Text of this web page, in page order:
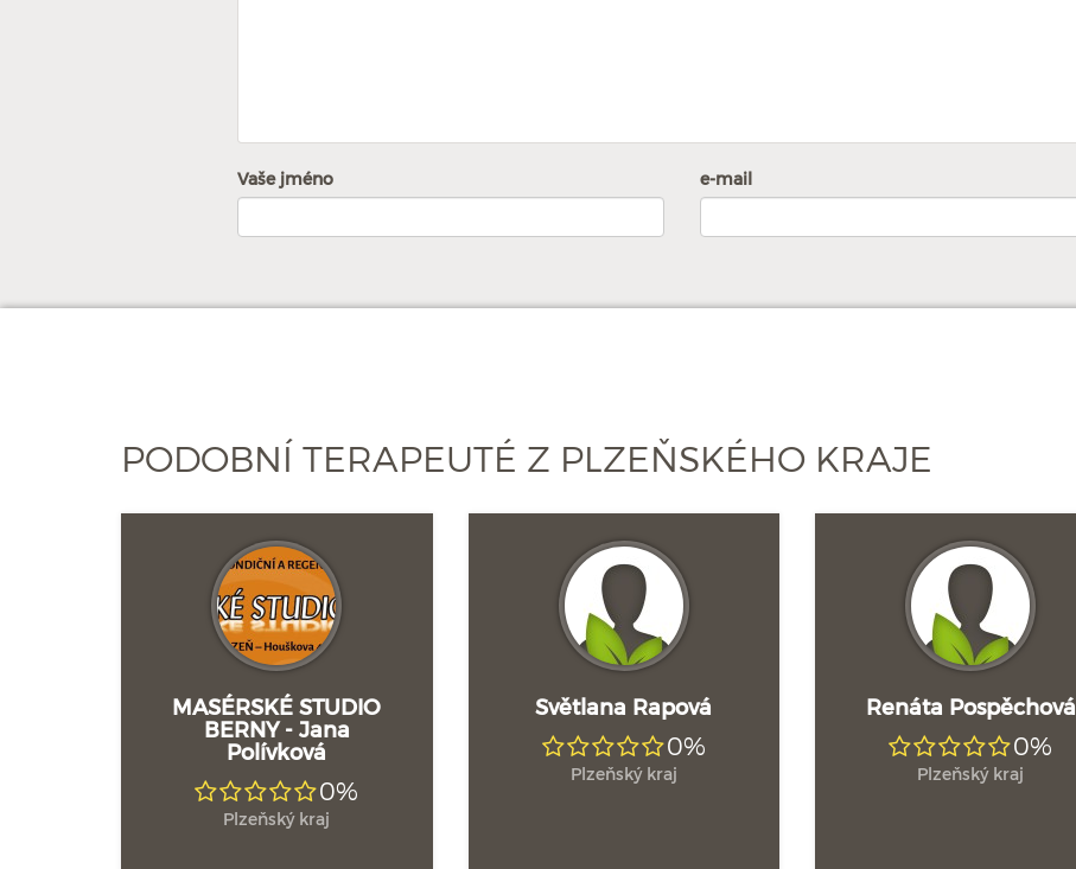
Vaše jméno e-mail
PODOBNÍ TERAPEUTÉ Z PLZEŇSKÉHO KRAJE
MASÉRSKÉ STUDIO
BERNY - Jana
Polívková
0%
Plzeňský kraj
Světlana Rapová
0%
Plzeňský kraj
Renáta Pospěchová
0%
Plzeňský kraj